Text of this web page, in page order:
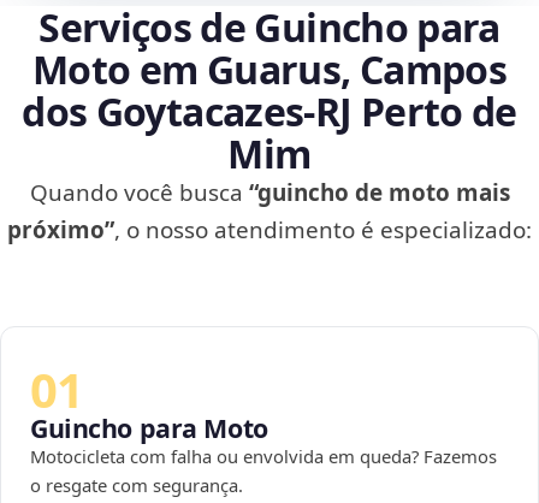
Serviços de Guincho para
Moto em Guarus, Campos
dos Goytacazes‑RJ Perto de
Mim
Quando você busca “guincho de moto mais
próximo”, o nosso atendimento é especializado:
01
Guincho para Moto
Motocicleta com falha ou envolvida em queda? Fazemos
o resgate com segurança.